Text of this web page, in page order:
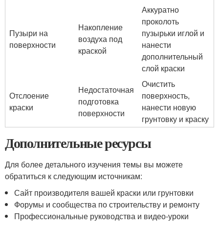
Пузыри на
поверхности
Накопление
воздуха под
краской
Аккуратно
проколоть
пузырьки иглой и
нанести
дополнительный
слой краски
Отслоение
краски
Недостаточная
подготовка
поверхности
Очистить
поверхность,
нанести новую
грунтовку и краску
Дополнительные ресурсы
Для более детального изучения темы вы можете
обратиться к следующим источникам:
Сайт производителя вашей краски или грунтовки
Форумы и сообщества по строительству и ремонту
Профессиональные руководства и видео-уроки